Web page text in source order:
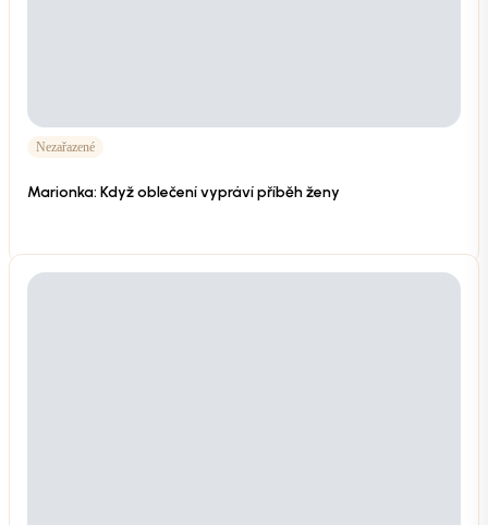
Nezařazené
Marionka: Když oblečení vypráví příběh ženy